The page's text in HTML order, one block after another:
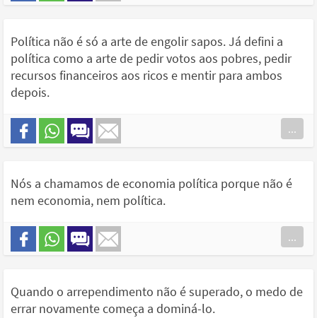
Política não é só a arte de engolir sapos. Já defini a
política como a arte de pedir votos aos pobres, pedir
recursos financeiros aos ricos e mentir para ambos
depois.
...
Nós a chamamos de economia política porque não é
nem economia, nem política.
...
Quando o arrependimento não é superado, o medo de
errar novamente começa a dominá-lo.